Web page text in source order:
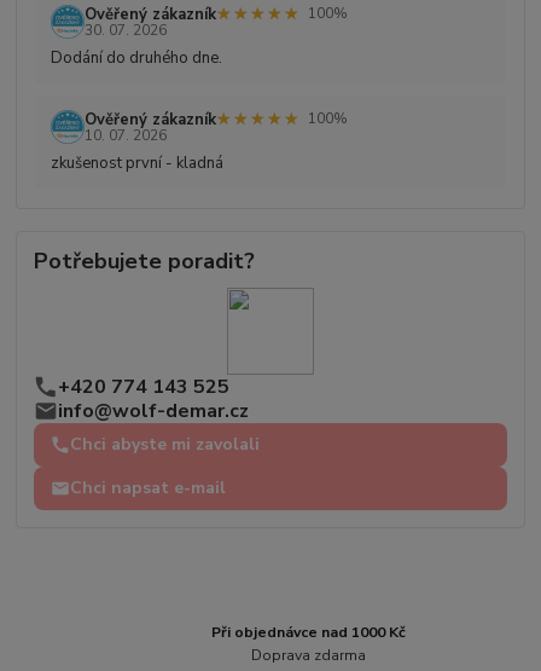
Ověřený zákazník★★★★★
★★★★★
100%
30. 07. 2026
Dodání do druhého dne.
Ověřený zákazník★★★★★
★★★★★
100%
10. 07. 2026
zkušenost první - kladná
Potřebujete poradit?
+420 774 143 525
info@wolf-demar.cz
Chci abyste mi zavolali
Chci napsat e-mail
Při objednávce nad 1000 Kč
Doprava zdarma